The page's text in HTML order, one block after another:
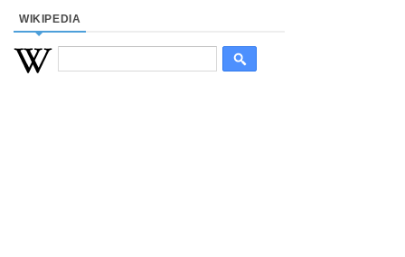
WIKIPEDIA